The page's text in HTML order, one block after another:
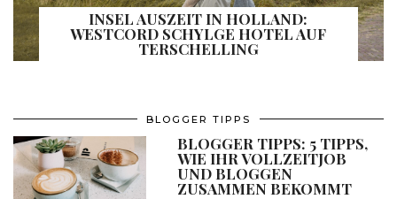
INSEL AUSZEIT IN HOLLAND:
WESTCORD SCHYLGE HOTEL AUF
TERSCHELLING
BLOGGER TIPPS
BLOGGER TIPPS: 5 TIPPS,
WIE IHR VOLLZEITJOB
UND BLOGGEN
ZUSAMMEN BEKOMMT